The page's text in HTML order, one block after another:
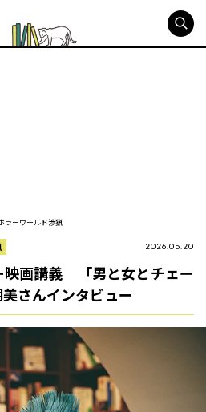
ラーワールド渉猟
2026.05.20
映画講義 「男と女とチェー
さんインタビュー